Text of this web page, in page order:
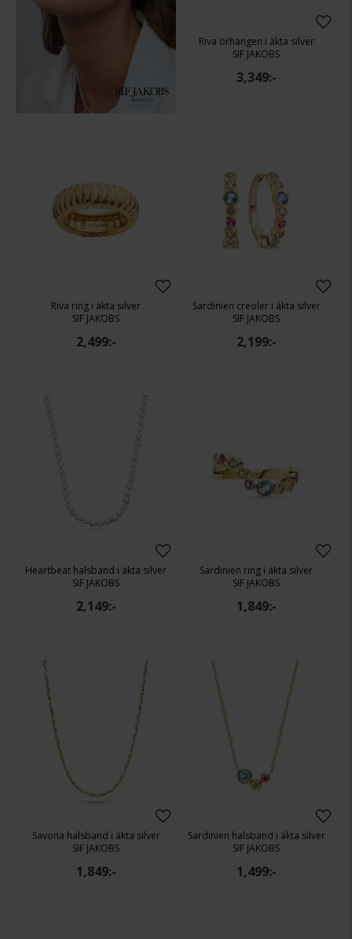
Riva örhängen i äkta silver
SIF JAKOBS
3,349:-
Riva ring i äkta silver
SIF JAKOBS
2,499:-
Sardinien creoler i äkta silver
SIF JAKOBS
2,199:-
Heartbeat halsband i äkta silver
SIF JAKOBS
2,149:-
Sardinien ring i äkta silver
SIF JAKOBS
1,849:-
Savona halsband i äkta silver
SIF JAKOBS
1,849:-
Sardinien halsband i äkta silver
SIF JAKOBS
1,499:-